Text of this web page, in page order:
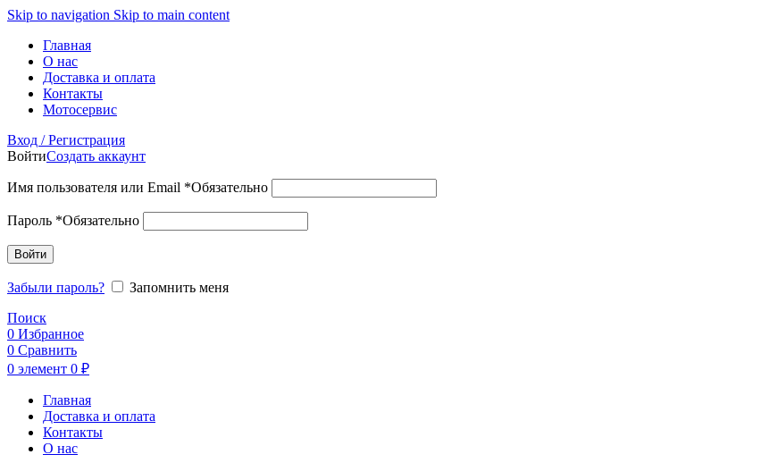
Skip to navigation Skip to main content
Главная
О нас
Доставка и оплата
Контакты
Мотосервис
Вход / Регистрация
ВойтиСоздать аккаунт
Имя пользователя или Email *Обязательно
Пароль *Обязательно
Войти
Забыли пароль?
Запомнить меня
Поиск
0 Избранное
0 Сравнить
0 элемент 0 ₽
Главная
Доставка и оплата
Контакты
О нас